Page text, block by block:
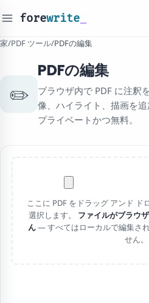
forewrite
家/PDF ツール/PDFの編集
✏️
PDFの編集
ブラウザ内で PDF に注釈
像、ハイライト、描画を追
プライベートかつ無料。
ここに PDF をドラッグ アンド ド
選択します。 ファイルがブラウ
ん— すべてはローカルで編集さ
せん。